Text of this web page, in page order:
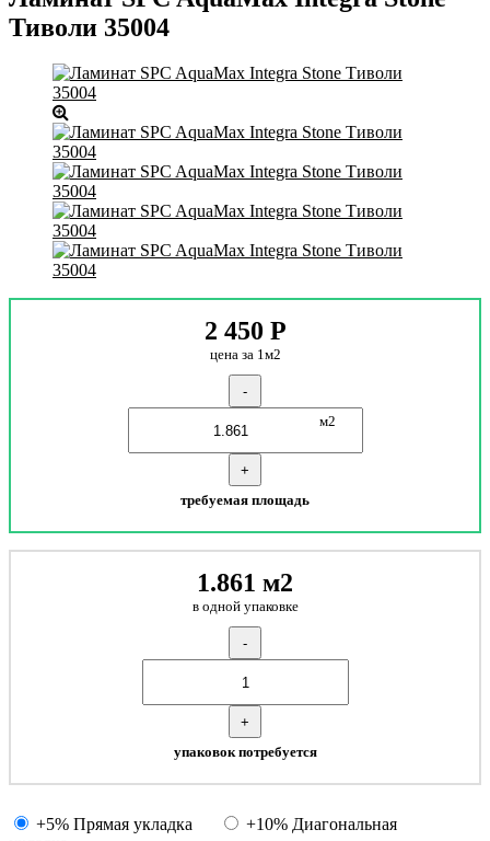
Тиволи 35004
2 450 Р
цена за 1м2
-
м2
+
требуемая площадь
1.861 м2
в одной упаковке
-
+
упаковок потребуется
+5% Прямая укладка
+10% Диагональная